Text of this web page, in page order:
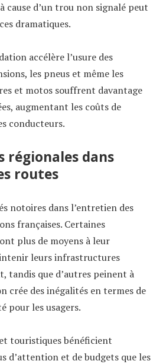
cause d’un trou non signalé peut
dramatiques.
accélère l’usure des
les pneus et même les
et motos souffrent davantage
augmentant les coûts de
conducteurs.
régionales dans
routes
notoires dans l’entretien des
françaises. Certaines
plus de moyens à leur
leurs infrastructures
tandis que d’autres peinent à
crée des inégalités en termes de
pour les usagers.
touristiques bénéficient
d’attention et de budgets que les